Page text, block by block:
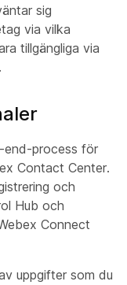
sig
via vilka
tillgängliga via
end-process för
Contact Center.
och
Hub och
Connect
uppgifter som du